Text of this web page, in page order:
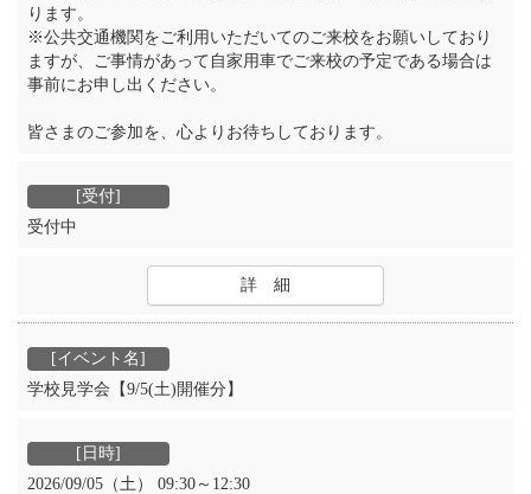
ります。
※公共交通機関をご利用いただいてのご来校をお願いしており
ますが、ご事情があって自家用車でご来校の予定である場合は
事前にお申し出ください。
皆さまのご参加を、心よりお待ちしております。
受付中
詳 細
学校見学会【9/5(土)開催分】
2026/09/05（土） 09:30～12:30